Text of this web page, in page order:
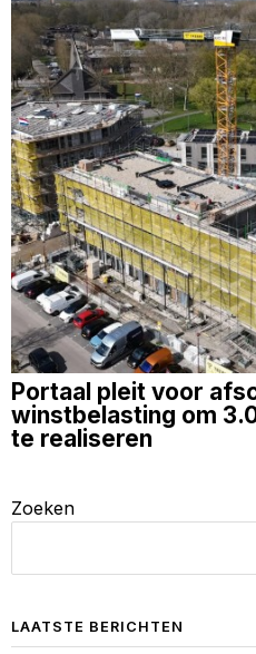
Portaal pleit voor
winstbelasting om
te realiseren
Zoeken
LAATSTE BERICHTEN